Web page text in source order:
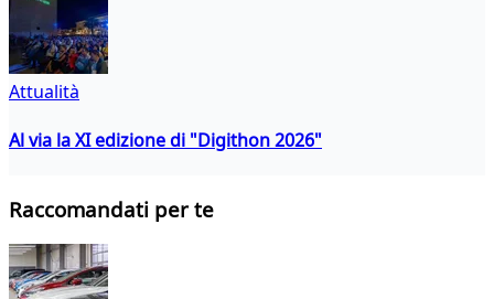
Attualità
Al via la XI edizione di "Digithon 2026"
Raccomandati per te